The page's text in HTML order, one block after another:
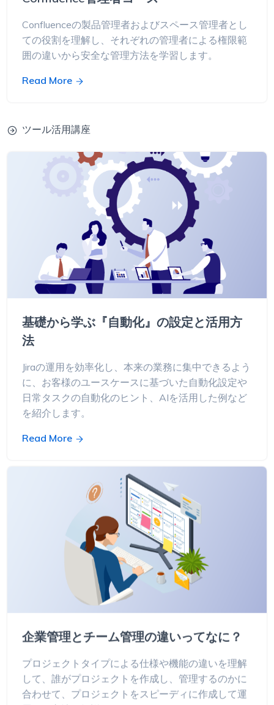
Confluenceの製品管理者およびスペース管理者とし
ての役割を理解し、それぞれの管理者による権限範
囲の違いから安全な管理方法を学習します。
Read More
ツール活用講座
基礎から学ぶ『自動化』の設定と活用方
法
Jiraの運用を効率化し、本来の業務に集中できるよう
に、お客様のユースケースに基づいた自動化設定や
日常タスクの自動化のヒント、AIを活用した例など
を紹介します。
Read More
企業管理とチーム管理の違いってなに？
プロジェクトタイプによる仕様や機能の違いを理解
して、誰がプロジェクトを作成し、管理するのかに
合わせて、プロジェクトをスピーディに作成して運